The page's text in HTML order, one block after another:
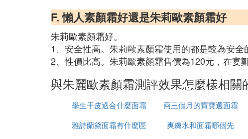
F. 懶人素顏霜好還是朱莉歐素顏霜好
朱莉歐素顏霜好。
1、安全性高。朱莉歐素顏霜使用的都是較為安
2、性價比高。朱莉歐素顏霜售價為120元，在宴
與朱麗歐素顏霜測評效果怎麼樣相關
學生干皮適合什麼面霜
兩三個月的寶寶選面霜
怎麼選
雅詩蘭黛面霜有什麼區
爽膚水和面霜哪個先